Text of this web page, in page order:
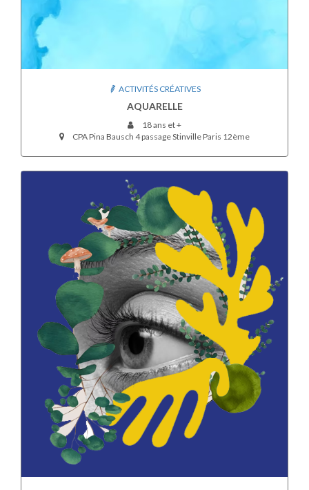
ACTIVITÉS CRÉATIVES
AQUARELLE
18 ans et +
CPA Pina Bausch 4 passage Stinville Paris 12ème